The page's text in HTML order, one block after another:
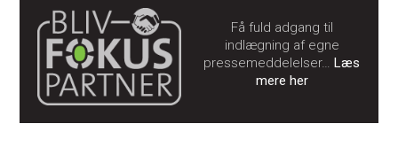
Få fuld adgang til
indlægning af egne
pressemeddelelser…Læs
mere her